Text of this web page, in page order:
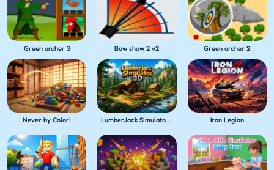
Green archer 3 Bow show 2 v2 Green archer 2
Never by Color! LumberJack Simulator 3D Iron Legion